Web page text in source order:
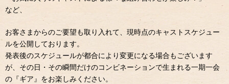
など、
お客さまからのご要望も取り入れて、現時点のキャストスケジュー
ルを公開しております。
発表後のスケジュールが都合により変更になる場合もございます
が、その日・その瞬間だけのコンビネーションで生まれる一期一会
の『ギア』をお楽しみください。